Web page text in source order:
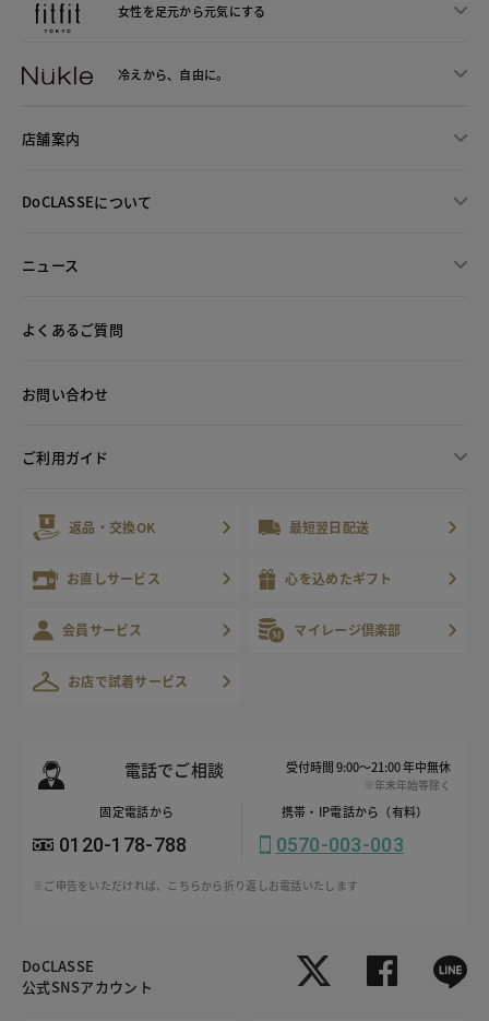
女性を足元から元気にする
冷えから、 自由に。
店舗案内
DoCLASSEについて
ニュース
よくあるご質問
お問い合わせ
ご利用ガイド
返品・交換OK 最短翌日配送
お直しサービス 心を込めたギフト
会員サービス マイレージ倶楽部
お店で試着サービス
電話でご相談 受付時間 9:00～21:00 年中無休
※年末年始等除く
固定電話から
0120-178-788
携帯・IP電話から（有料）
0570-003-003
※ご申告をいただければ、こちらから折り返しお電話いたします
DoCLASSE
公式SNSアカウント